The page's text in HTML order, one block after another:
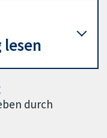
lesen
durch